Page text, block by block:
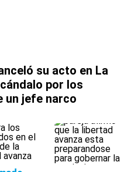
su acto en La
por los
un jefe narco